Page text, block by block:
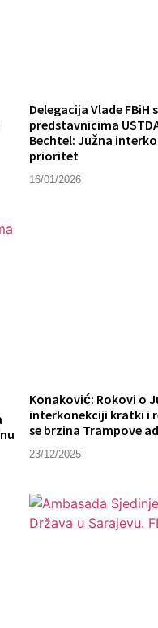
Delegacija Vlade FBiH
predstavnicima
Bechtel: Južna
prioritet
16/01/2026
Konaković: Rokovi o
interkonekciji kratki i
se brzina Trampove
23/12/2025